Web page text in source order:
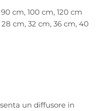
cm, 100 cm, 120 cm
28 cm, 32 cm, 36 cm, 40
un diffusore in